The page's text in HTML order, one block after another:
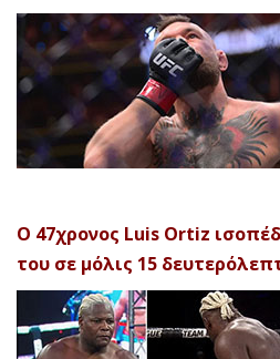
Ο 47χρονος Luis Ortiz
του σε μόλις 15